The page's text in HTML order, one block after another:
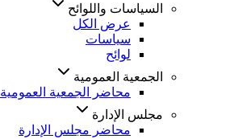
السياسات واللوائح
عرض الكل
سياسات
لوائح
الجمعية العمومية
محاضر الجمعية العمومية
مجلس الإدارة
محاضر مجلس الإدارة